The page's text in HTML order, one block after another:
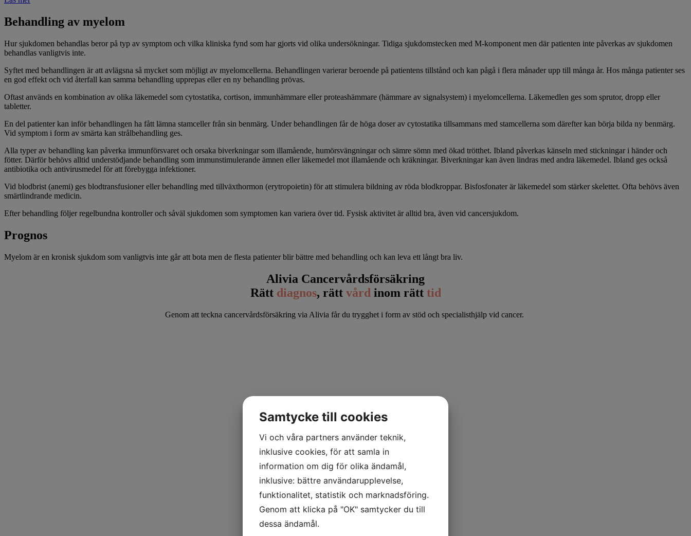
Behandling av myelom
Hur sjukdomen behandlas beror på typ av symptom och vilka kliniska fynd som har gjorts vid olika undersökningar. Tidiga sjukdomstecken med M-komponent men där patienten inte påverkas av sjukdomen
behandlas vanligtvis inte.
Syftet med behandlingen är att avlägsna så mycket som möjligt av myelomcellerna. Behandlingen varierar beroende på patientens tillstånd och kan pågå i flera månader upp till många år. Hos många patienter ses
en god effekt och vid återfall kan samma behandling upprepas eller en ny behandling prövas.
Oftast används en kombination av olika läkemedel som cytostatika, cortison, immunhämmare eller proteashämmare (hämmare av signalsystem) i myelomcellerna. Läkemedlen ges som sprutor, dropp eller
tabletter.
En del patienter kan inför behandlingen ha fått lämna stamceller från sin benmärg. Under behandlingen får de höga doser av cytostatika tillsammans med stamcellerna som därefter kan börja bilda ny benmärg.
Vid symptom i form av smärta kan strålbehandling ges.
Alla typer av behandling kan påverka immunförsvaret och orsaka biverkningar som illamående, humörsvängningar och sämre sömn med ökad trötthet. Ibland påverkas känseln med stickningar i händer och
fötter. Därför behövs alltid understödjande behandling som immunstimulerande ämnen eller läkemedel mot illamående och kräkningar. Biverkningar kan även lindras med andra läkemedel. Ibland ges också
antibiotika och antivirusmedel för att förebygga infektioner.
Vid blodbrist (anemi) ges blodtransfusioner eller behandling med tillväxthormon (erytropoietin) för att stimulera bildning av röda blodkroppar. Bisfosfonater är läkemedel som stärker skelettet. Ofta behövs även
smärtlindrande medicin.
Efter behandling följer regelbundna kontroller och såväl sjukdomen som symptomen kan variera över tid. Fysisk aktivitet är alltid bra, även vid cancersjukdom.
Prognos
Myelom är en kronisk sjukdom som vanligtvis inte går att bota men de flesta patienter blir bättre med behandling och kan leva ett långt bra liv.
Alivia Cancervårdsförsäkring
Rätt diagnos, rätt vård inom rätt tid
Genom att teckna cancervårdsförsäkring via Alivia får du trygghet i form av stöd och specialisthjälp vid cancer.
Samtycke till cookies
Vi och våra partners använder teknik,
inklusive cookies, för att samla in
information om dig för olika ändamål,
inklusive: bättre användarupplevelse,
funktionalitet, statistik och marknadsföring.
Genom att klicka på "OK" samtycker du till
dessa ändamål.